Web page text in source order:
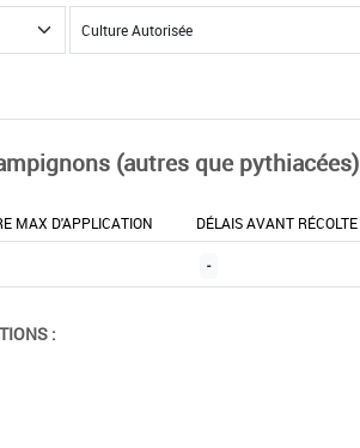
(autres que pythiacées)
MAX D'APPLICATION DÉLAIS AVANT RÉCOLTE
-
: